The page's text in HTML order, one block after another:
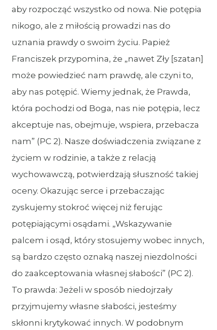
aby rozpocząć wszystko od nowa. Nie potępia
nikogo, ale z miłością prowadzi nas do
uznania prawdy o swoim życiu. Papież
Franciszek przypomina, że „nawet Zły [szatan]
może powiedzieć nam prawdę, ale czyni to,
aby nas potępić. Wiemy jednak, że Prawda,
która pochodzi od Boga, nas nie potępia, lecz
akceptuje nas, obejmuje, wspiera, przebacza
nam” (PC 2). Nasze doświadczenia związane z
życiem w rodzinie, a także z relacją
wychowawczą, potwierdzają słuszność takiej
oceny. Okazując serce i przebaczając
zyskujemy stokroć więcej niż ferując
potępiającymi osądami. „Wskazywanie
palcem i osąd, który stosujemy wobec innych,
są bardzo często oznaką naszej niezdolności
do zaakceptowania własnej słabości” (PC 2).
To prawda: Jeżeli w sposób niedojrzały
przyjmujemy własne słabości, jesteśmy
skłonni krytykować innych. W podobnym